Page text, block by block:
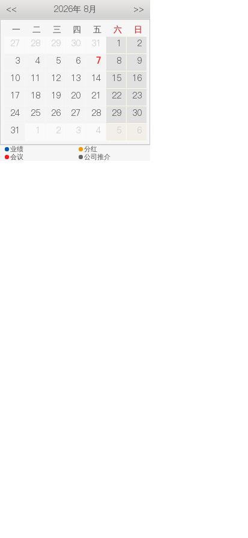
<< 2026年 8月
>>
一
二 三 四 五 六
日
27
28 29 30 31 1
2
3
4 5 6 7 8
9
10
11 12 13 14 15
16
17
18 19 20 21 22
23
24
25 26 27 28 29
30
31
1 2 3 4 5 6
业绩
分红
会议
公司推介